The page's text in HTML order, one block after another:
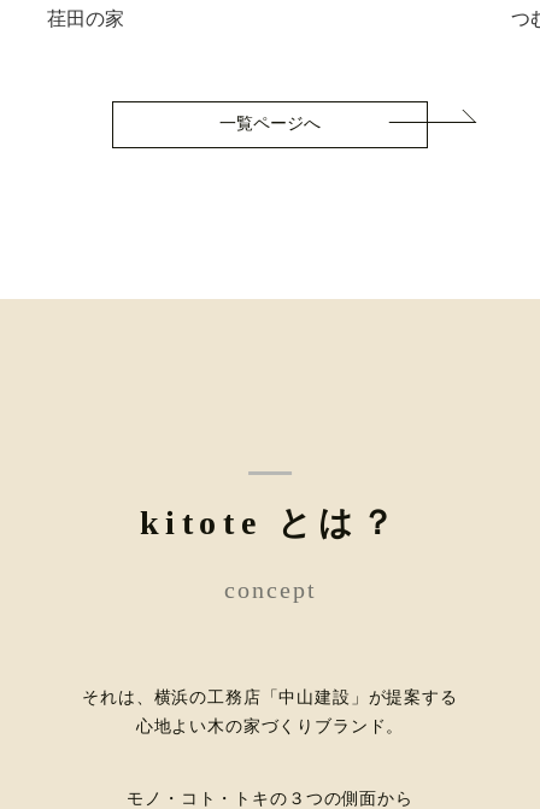
荏田の家 つ
一覧ページへ
kitote とは？
concept
それは、横浜の工務店「中山建設」が提案する
心地よい木の家づくりブランド。
モノ・コト・トキの３つの側面から